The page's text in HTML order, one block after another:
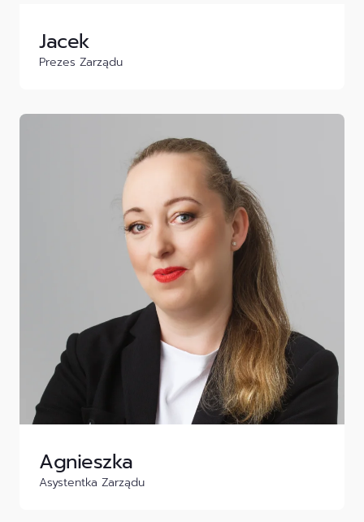
Jacek
Prezes Zarządu
Agnieszka
Asystentka Zarządu